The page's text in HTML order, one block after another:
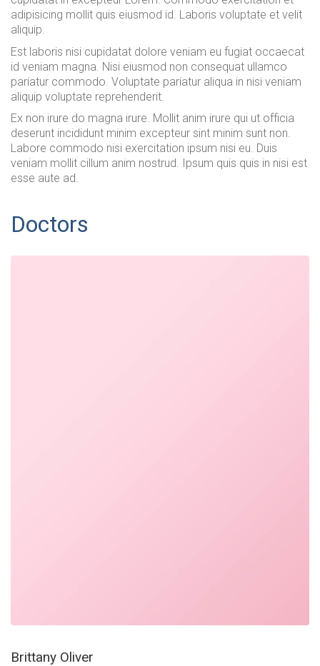
adipisicing mollit quis eiusmod id. Laboris voluptate et velit
aliquip.
Est laboris nisi cupidatat dolore veniam eu fugiat occaecat
id veniam magna. Nisi eiusmod non consequat ullamco
pariatur commodo. Voluptate pariatur aliqua in nisi veniam
aliquip voluptate reprehenderit.
Ex non irure do magna irure. Mollit anim irure qui ut officia
deserunt incididunt minim excepteur sint minim sunt non.
Labore commodo nisi exercitation ipsum nisi eu. Duis
veniam mollit cillum anim nostrud. Ipsum quis quis in nisi est
esse aute ad.
Doctors
Brittany Oliver